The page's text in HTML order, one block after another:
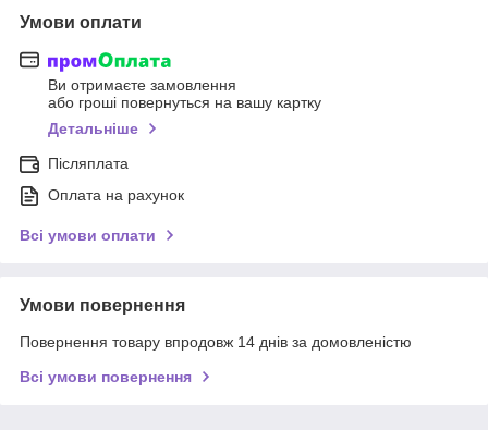
Умови оплати
Ви отримаєте замовлення
або гроші повернуться на вашу картку
Детальніше
Післяплата
Оплата на рахунок
Всі умови оплати
Умови повернення
Повернення товару впродовж 14 днів за домовленістю
Всі умови повернення